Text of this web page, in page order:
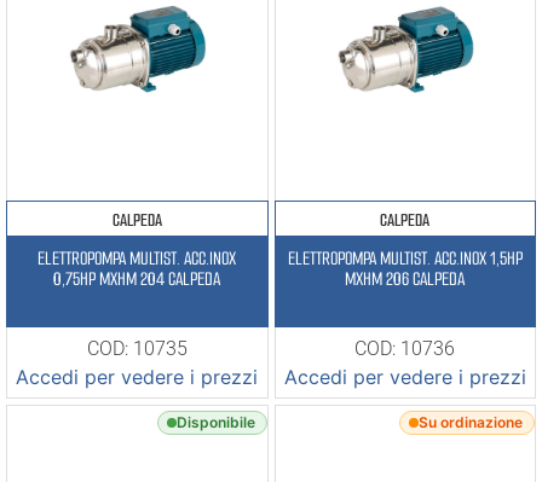
CALPEDA
ELETTROPOMPA MULTIST. ACC.INOX
0,75HP MXHM 204 CALPEDA
COD: 10735
Accedi per vedere i prezzi
CALPEDA
ELETTROPOMPA MULTIST. ACC.INOX 1,5HP
MXHM 206 CALPEDA
COD: 10736
Accedi per vedere i prezzi
Disponibile Su ordinazione